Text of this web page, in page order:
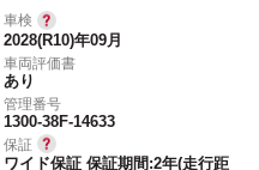
車検
2028(R10)年09月
車両評価書
あり
管理番号
1300-38F-14633
保証
ワイド保証 保証期間:2年(走行距